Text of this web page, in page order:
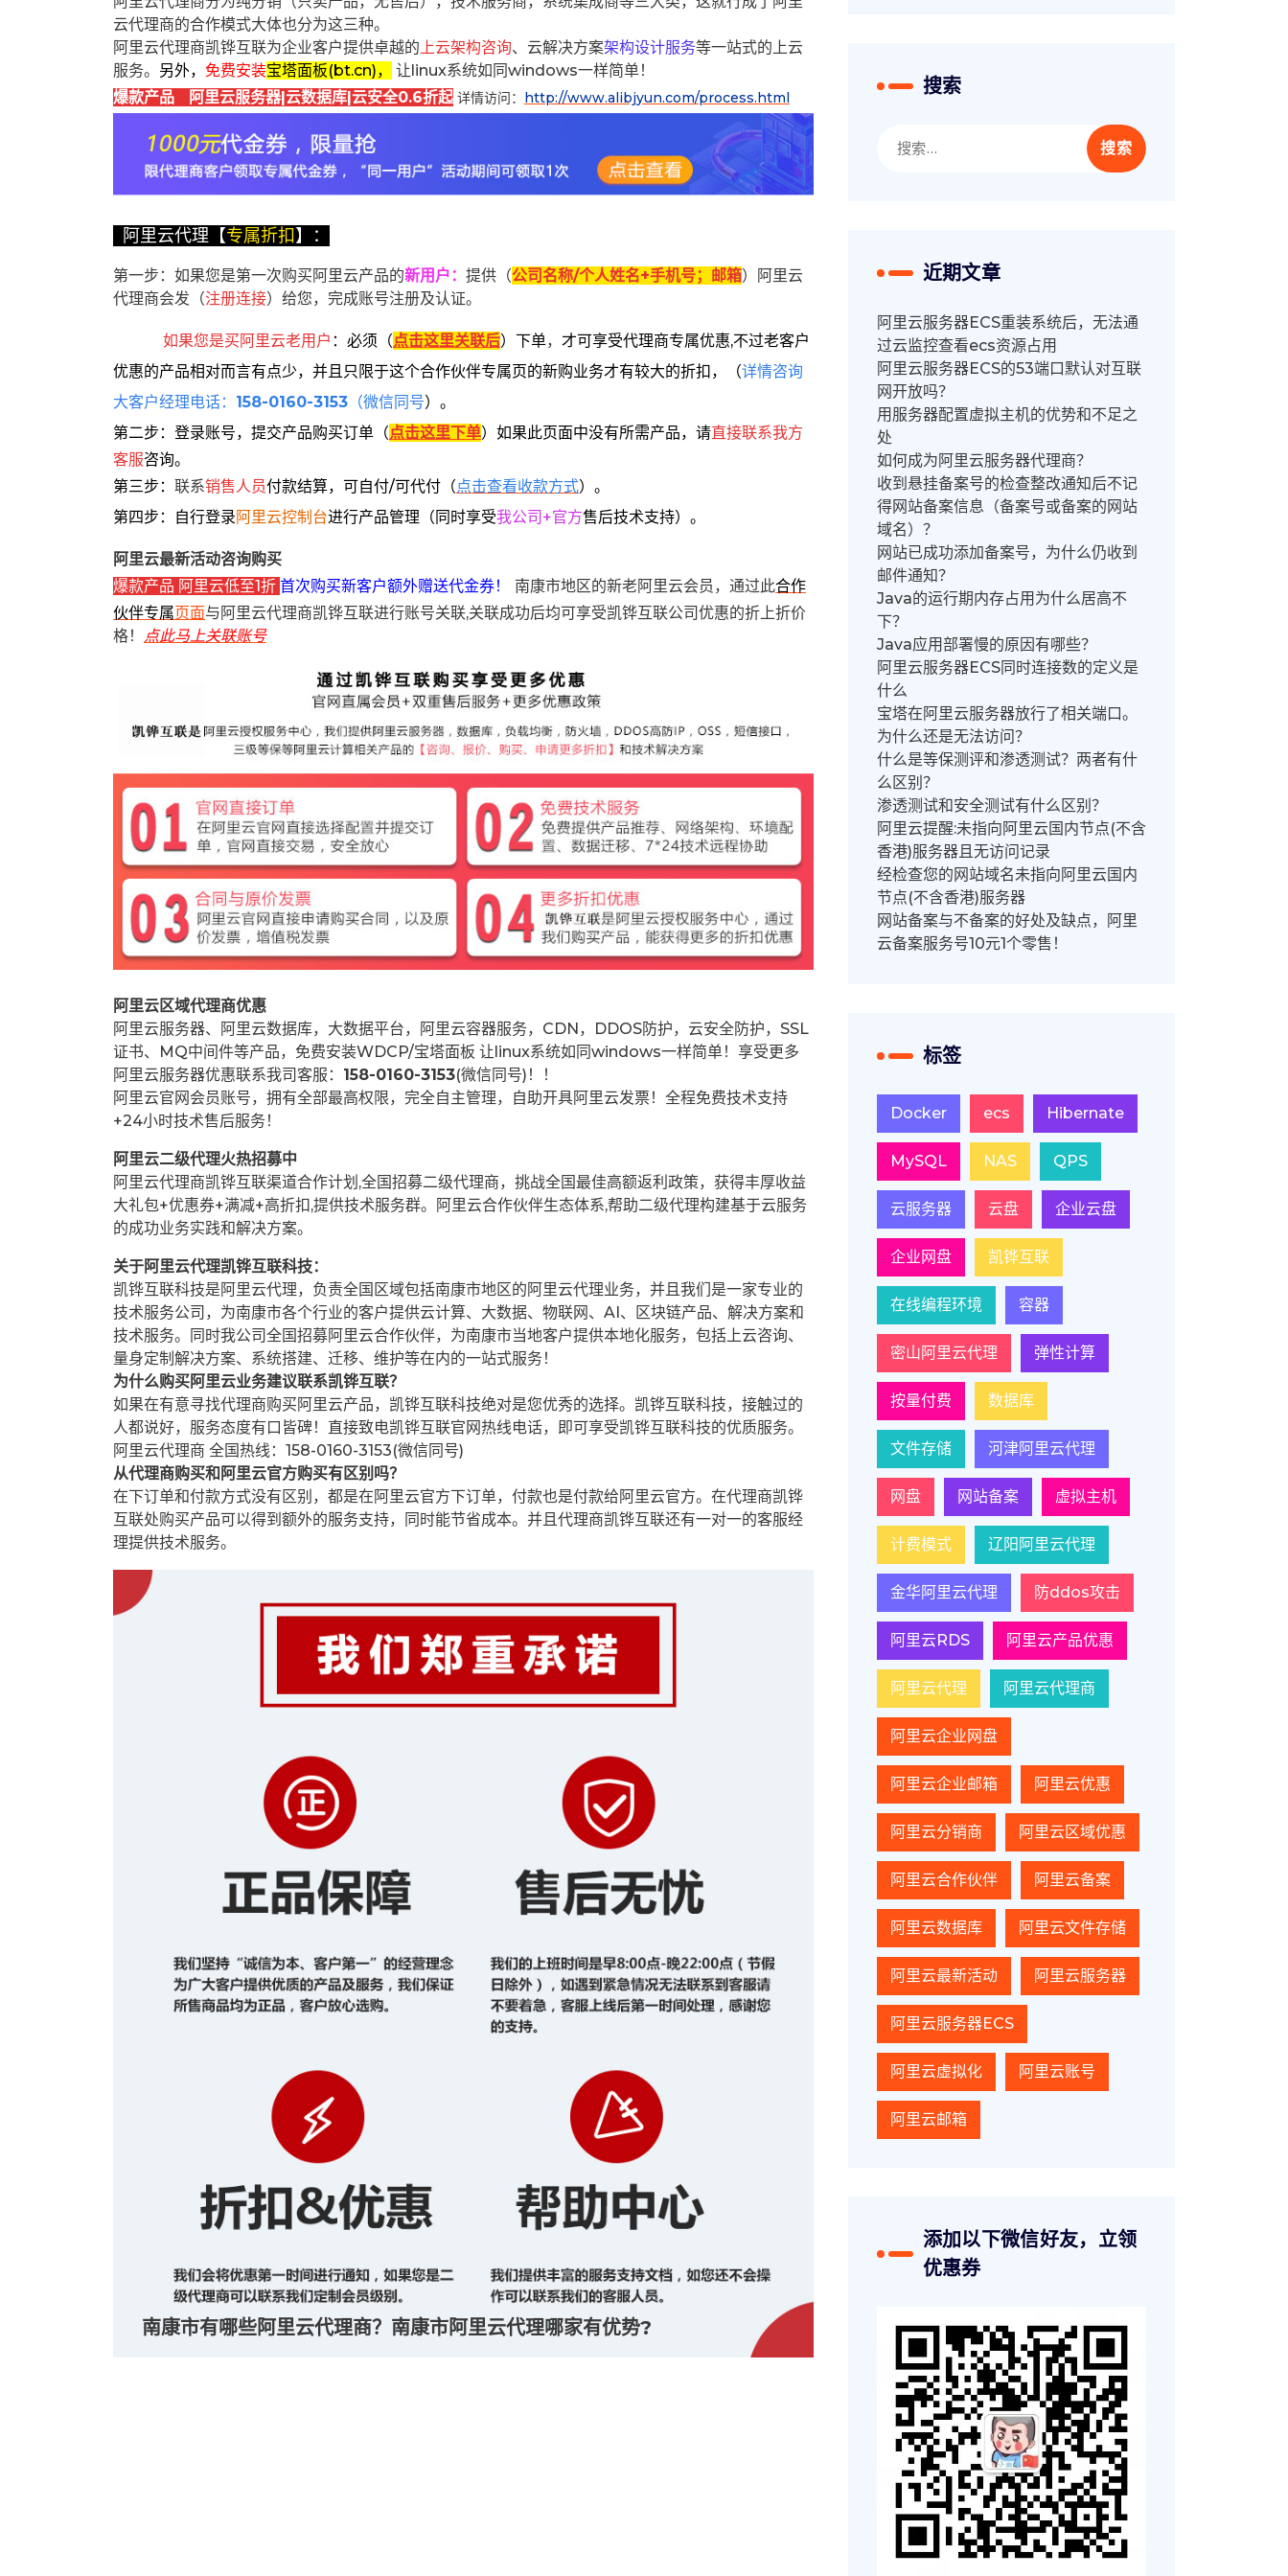
南康市有哪些阿里云代理商？南康市阿里云代理哪家有优势?
云代理商的合作模式大体也分为这三种。
阿里云代理商凯铧互联为企业客户提供卓越的上云架构咨询、云解决方案架构设计服务等一站式的上云
服务。 另外， 免费安装宝塔面板(bt.cn)，
让linux系统如同windows一样简单！
爆款产品 阿里云服务器|云数据库|云安全0.6折起 详情访问： http://www.alibjyun.com/process.html
阿里云代理【专属折扣】：
第一步：如果您是第一次购买阿里云产品的新用户 ： 提供（公司名称/个人姓名+手机号；邮箱）阿里云
代理商会发（注册连接）给您，完成账号注册及认证。
如果您是买阿里云老用户 ： 必须 （点击这里关联后） 下单， 才可享受代理商专属优惠,不过老客户
优惠的产品相对而言有点少，并且只限于这个合作伙伴专属页的新购业务才有较大的折扣，
（详情咨询
大客户经理电话： 158-0160-3153 （微信同号）。
第二步：登录账号，提交产品购买订单（点击这里下单） 如果此页面中没有所需产品，请直接联系我方
客服咨询。
第三步： 联系销售人员付款结算，可自付/可代付（点击查看收款方式）。
第四步：自行登录 阿里云控制台进行产品管理（同时享受我公司+官方售后技术支持）。
阿里云最新活动咨询购买
爆款产品 阿里云低至1折 首次购买新客户额外赠送代金券！ 南康市地区的新老阿里云会员，通过此合作
伙伴专属页面与阿里云代理商凯铧互联进行账号关联,关联成功后均可享受凯铧互联公司优惠的折上折价
格！ 点此马上关联账号
阿里云区域代理商优惠
阿里云服务器、阿里云数据库，大数据平台，阿里云容器服务，CDN，DDOS防护，云安全防护，SSL
证书、MQ中间件等产品，免费安装WDCP/宝塔面板 让linux系统如同windows一样简单！享受更多
阿里云服务器优惠联系我司客服： 158-0160-3153(微信同号)！！
阿里云官网会员账号，拥有全部最高权限，完全自主管理，自助开具阿里云发票！全程免费技术支持
+24小时技术售后服务！
阿里云二级代理火热招募中
阿里云代理商凯铧互联渠道合作计划,全国招募二级代理商，挑战全国最佳高额返利政策，获得丰厚收益
大礼包+优惠券+满减+高折扣,提供技术服务群。阿里云合作伙伴生态体系,帮助二级代理构建基于云服务
的成功业务实践和解决方案。
关于阿里云代理凯铧互联科技：
凯铧互联科技是阿里云代理，负责全国区域包括南康市地区的阿里云代理业务，并且我们是一家专业的
技术服务公司，为南康市各个行业的客户提供云计算、大数据、物联网、AI、区块链产品、解决方案和
技术服务。同时我公司全国招募阿里云合作伙伴，为南康市当地客户提供本地化服务，包括上云咨询、
量身定制解决方案、系统搭建、迁移、维护等在内的一站式服务！
为什么购买阿里云业务建议联系凯铧互联？
如果在有意寻找代理商购买阿里云产品，凯铧互联科技绝对是您优秀的选择。凯铧互联科技，接触过的
人都说好，服务态度有口皆碑！直接致电凯铧互联官网热线电话，即可享受凯铧互联科技的优质服务。
阿里云代理商 全国热线：158-0160-3153(微信同号)
从代理商购买和阿里云官方购买有区别吗？
在下订单和付款方式没有区别，都是在阿里云官方下订单，付款也是付款给阿里云官方。在代理商凯铧
互联处购买产品可以得到额外的服务支持，同时能节省成本。并且代理商凯铧互联还有一对一的客服经
理提供技术服务。
搜索
索：
近期文章
阿里云服务器ECS重装系统后，无法通
过云监控查看ecs资源占用
阿里云服务器ECS的53端口默认对互联
网开放吗？
用服务器配置虚拟主机的优势和不足之
处
如何成为阿里云服务器代理商？
收到悬挂备案号的检查整改通知后不记
得网站备案信息（备案号或备案的网站
域名）？
网站已成功添加备案号，为什么仍收到
邮件通知？
Java的运行期内存占用为什么居高不
下？
Java应用部署慢的原因有哪些？
阿里云服务器ECS同时连接数的定义是
什么
宝塔在阿里云服务器放行了相关端口。
为什么还是无法访问？
什么是等保测评和渗透测试？两者有什
么区别？
渗透测试和安全测试有什么区别？
阿里云提醒:未指向阿里云国内节点(不含
香港)服务器且无访问记录
经检查您的网站域名未指向阿里云国内
节点(不含香港)服务器
网站备案与不备案的好处及缺点，阿里
云备案服务号10元1个零售！
标签
Docker ecs Hibernate
MySQL NAS QPS
云服务器 云盘 企业云盘
企业网盘 凯铧互联
在线编程环境 容器
密山阿里云代理 弹性计算
按量付费 数据库
文件存储 河津阿里云代理
网盘 网站备案 虚拟主机
计费模式 辽阳阿里云代理
金华阿里云代理 防ddos攻击
阿里云RDS 阿里云产品优惠
阿里云代理 阿里云代理商
阿里云企业网盘
阿里云企业邮箱 阿里云优惠
阿里云分销商 阿里云区域优惠
阿里云合作伙伴 阿里云备案
阿里云数据库 阿里云文件存储
阿里云最新活动 阿里云服务器
阿里云服务器ECS
阿里云虚拟化 阿里云账号
阿里云邮箱
添加以下微信好友，立领
优惠券